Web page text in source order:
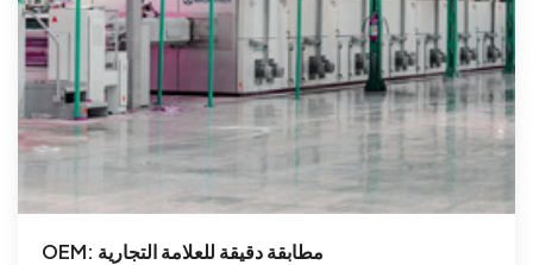
OEM: مطابقة دقيقة للعلامة التجارية